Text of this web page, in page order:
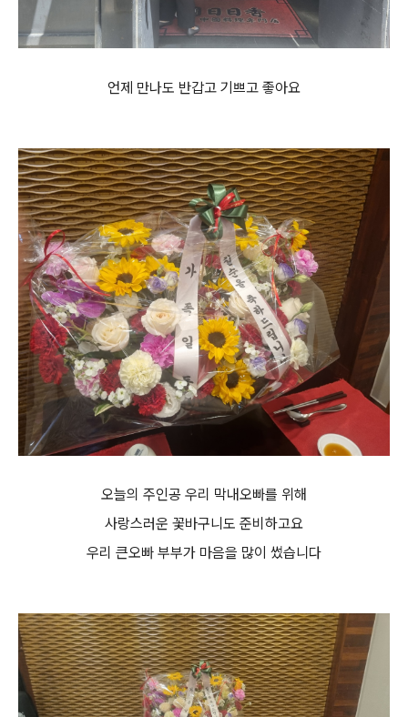
언제 만나도 반갑고 기쁘고 좋아요
오늘의 주인공 우리 막내오빠를 위해
사랑스러운 꽃바구니도 준비하고요
우리 큰오빠 부부가 마음을 많이 썼습니다